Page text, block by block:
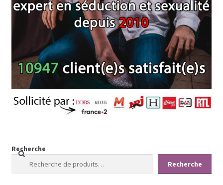
Forums
Blog pour hommes
Blog pour femmes
Coaching
Coaching hommes
Recherche
Recherche